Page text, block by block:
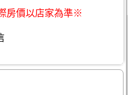
房價以店家為準※